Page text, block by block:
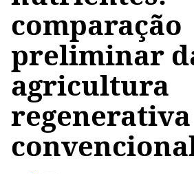
comparação
preliminar
agricultura
regenerativa